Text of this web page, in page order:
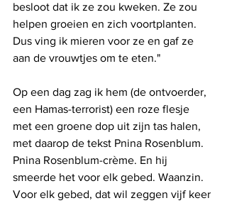
besloot dat ik ze zou kweken. Ze zou
helpen groeien en zich voortplanten.
Dus ving ik mieren voor ze en gaf ze
aan de vrouwtjes om te eten."
Op een dag zag ik hem (de ontvoerder,
een Hamas-terrorist) een roze flesje
met een groene dop uit zijn tas halen,
met daarop de tekst Pnina Rosenblum.
Pnina Rosenblum-crème. En hij
smeerde het voor elk gebed. Waanzin.
Voor elk gebed, dat wil zeggen vijf keer